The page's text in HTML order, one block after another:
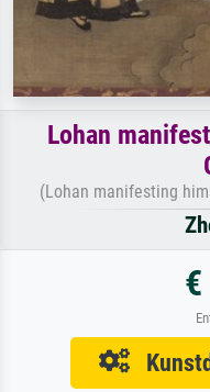
Lohan
(Lohan manifesting